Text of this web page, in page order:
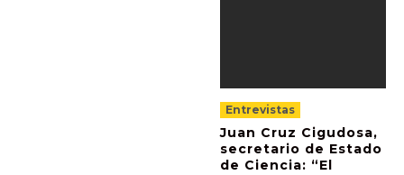
Entrevistas
Juan Cruz Cigudosa,
secretario de Estado
de Ciencia: “El